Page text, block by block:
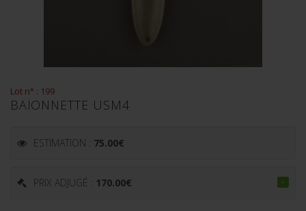
Lot n° : 199
BAÏONNETTE USM4
ESTIMATION : 75.00€
PRIX ADJUGÉ : 170.00€